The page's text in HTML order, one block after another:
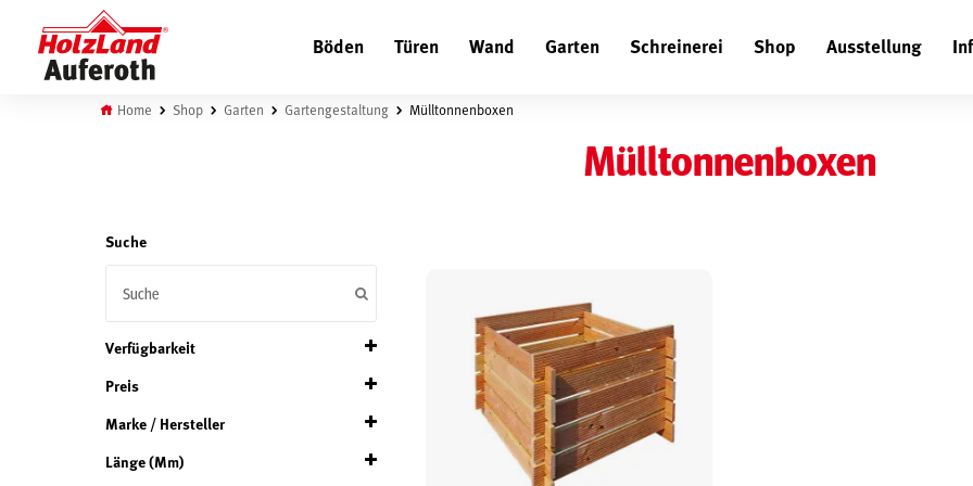
Böden Türen Wand Garten Schreinerei Shop Ausstellung
Suchen
Home Shop Garten Gartengestaltung Mülltonnenboxen
Mülltonnenboxen
Suche
Verfügbarkeit
Auf Bestellung verfügbar
Preis
Marke / Hersteller
Scheerer
Länge (mm)